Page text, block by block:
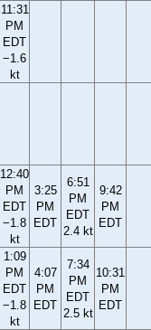
11:31
PM
EDT
−1.6
kt
12:40
PM
EDT
−1.8
kt
3:25
PM
EDT
6:51
PM
EDT
2.4 kt
9:42
PM
EDT
1:09
PM
EDT
−1.8
kt
4:07
PM
EDT
7:34
PM
EDT
2.5 kt
10:31
PM
EDT